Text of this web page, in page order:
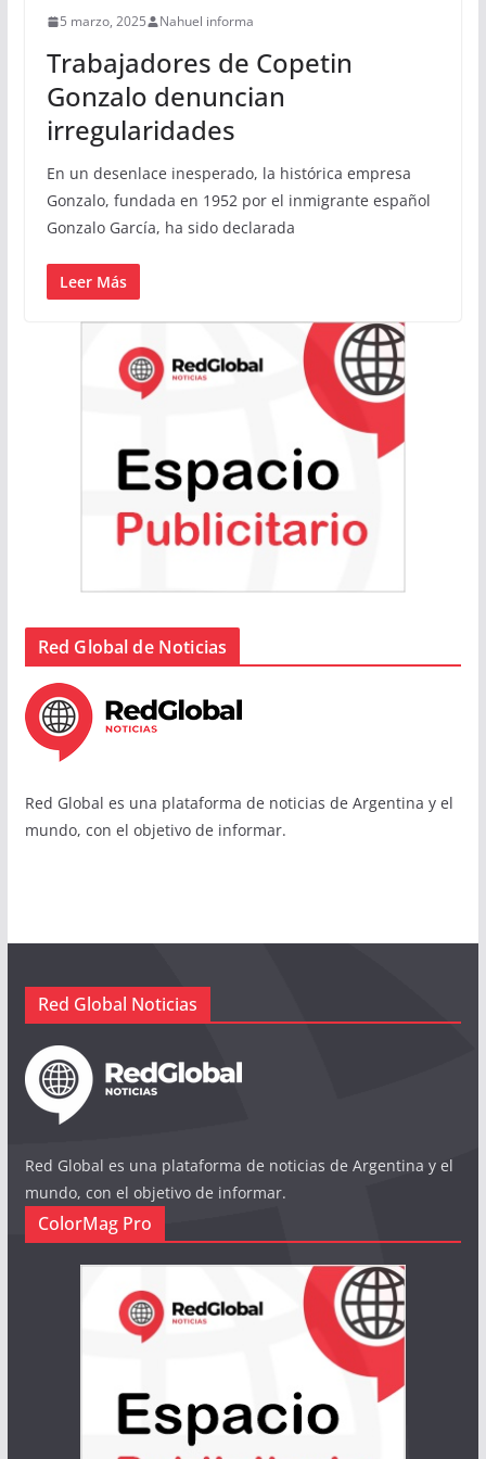
5 marzo, 2025 Nahuel informa
Trabajadores de Copetin
Gonzalo denuncian
irregularidades
En un desenlace inesperado, la histórica empresa
Gonzalo, fundada en 1952 por el inmigrante español
Gonzalo García, ha sido declarada
Leer Más
Red Global de Noticias
Red Global es una plataforma de noticias de Argentina y el
mundo, con el objetivo de informar.
Red Global Noticias
Red Global es una plataforma de noticias de Argentina y el
mundo, con el objetivo de informar.
ColorMag Pro